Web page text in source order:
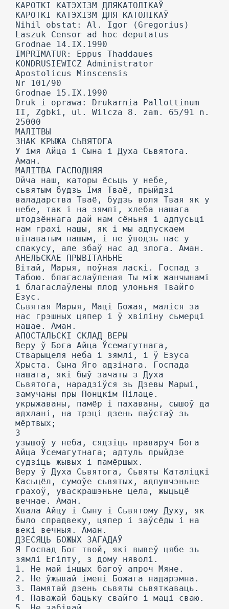
КАРОТКІ КАТЭХІЗМ ДЛЯКАТОЛІКАЎ
КАРОТКІ КАТЭХІЗМ ДЛЯ КАТОЛІКАЎ
Nihil obstat: Al. Igor (Gregorius)
Laszuk Censor ad hoc deputatus
Grodnae 14.IX.1990
IMPRIMATUR: Eppus Thaddaues
KONDRUSIEWICZ Administrator
Apostolicus Minscensis
Nr 101/90
Grodnae 15.IX.1990
Druk i oprawa: Drukarnia Pallottinum
II, Zgbki, ul. Wilcza 8. zam. 65/91 n.
25000
МАЛІТВЫ
ЗНАК КРЫЖА СЬВЯТОГА
У імя Айца і Сына і Духа Сьвятога.
Аман.
МАЛІТВА ГАСПОДНЯЯ
Ойча наш, каторы ёсьць у небе,
сьвятым будзь Імя Тваё, прыйдзі
валадарства Тваё, будзь воля Твая як у
небе, так і на зямлі, хлеба нашага
штодзённага дай нам сёньня і адпусьці
нам грахі нашы, як і мы адпускаем
вінаватым нашым, і не ўводзь нас у
спакусу, але збаў нас ад злога. Аман.
АНЕЛЬСКАЕ ПРЫВІТАНЬНЕ
Вітай, Марыя, поўная ласкі. Госпад з
Табою. благаслаўленая Ты між жанчынамі
і благаслаўлены плод улоньня Твайго
Езус.
Сьвятая Марыя, Маці Божая, маліся за
нас грэшных цяпер і ў хвіліну сьмерці
нашае. Аман.
АПОСТАЛЬСКІ СКЛАД ВЕРЫ
Веру ў Бога Айца Ўсемагутнага,
Стварыцеля неба і зямлі, і ў Езуса
Хрыста. Сына Яго адзінага. Госпада
нашага, які быў зачаты з Духа
Сьвятога, нарадзіўся зь Дзевы Марыі,
замучаны пры Понцкім Пілаце.
укрыжаваны, памёр і пахаваны, сышоў да
адхлані, на трэці дзень паўстаў зь
мёртвых;
3
узышоў у неба, сядзіць праваруч Бога
Айца Ўсемагутнага; адтуль прыйдзе
судзіць жывых і памёршых.
Веру ў Духа Сьвятога, Сьвяты Каталіцкі
Касьцёл, сумоўе сьвятых, адпушчэньне
грахоў, уваскрашэньне цела, жыцьцё
вечнае. Аман.
Хвала Айцу і Сыну і Сьвятому Духу, як
было спрадвеку, цяпер і заўсёды і на
векі вечныя. Аман.
ДЗЕСЯЦЬ БОЖЫХ ЗАГАДАЎ
Я Госпад Бог твой, які вывеў цябе зь
зямлі Егіпту, з дому няволі.
1. He май іншых багоў апроч Мяне.
2. He ўжывай імені Божага надарэмна.
3. Памятай дзень сьвяты сьвяткаваць.
4. Паважай бацьку свайго і маці сваю.